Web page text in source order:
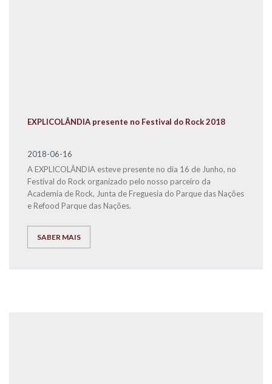
EXPLICOLÂNDIA presente no Festival do Rock 2018
2018-06-16
A EXPLICOLÂNDIA esteve presente no dia 16 de Junho, no
Festival do Rock organizado pelo nosso parceiro da
Academia de Rock, Junta de Freguesia do Parque das Nações
e Refood Parque das Nações.
SABER MAIS